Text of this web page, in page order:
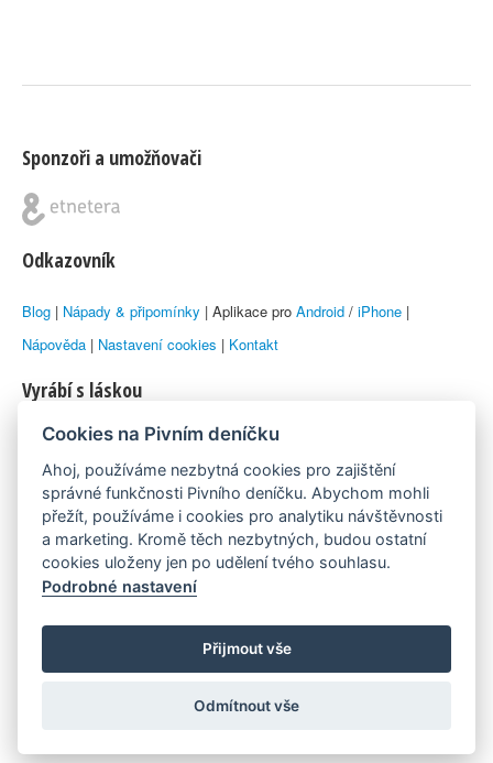
Sponzoři a umožňovači
Odkazovník
Blog | Nápady & připomínky | Aplikace pro Android / iPhone |
Nápověda | Nastavení cookies | Kontakt
Vyrábí s láskou
© 2010–2026 byLukáš Zemanaka Emka
Máme rádi
Pivní.info
Poznámka pod čarou
Pivní deníček je nezávislý zdroj, který není spjat s žádným
konkrétním pivovarem ani restaurací. Názory uživatelů nemusí nutně
reprezentovat názory tvůrců Deníčku.
Cookies na Pivním deníčku
Ahoj, používáme nezbytná cookies pro zajištění
správné funkčnosti Pivního deníčku. Abychom mohli
přežít, používáme i cookies pro analytiku návštěvnosti
a marketing. Kromě těch nezbytných, budou ostatní
cookies uloženy jen po udělení tvého souhlasu.
Podrobné nastavení
Přijmout vše
Odmítnout vše